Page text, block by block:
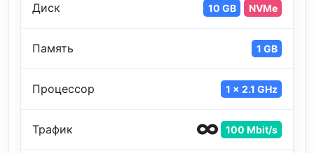
Диск 10 GB NVMe
Память 1 GB
Процессор 1 x 2.1 GHz
Трафик 100 Mbit/s